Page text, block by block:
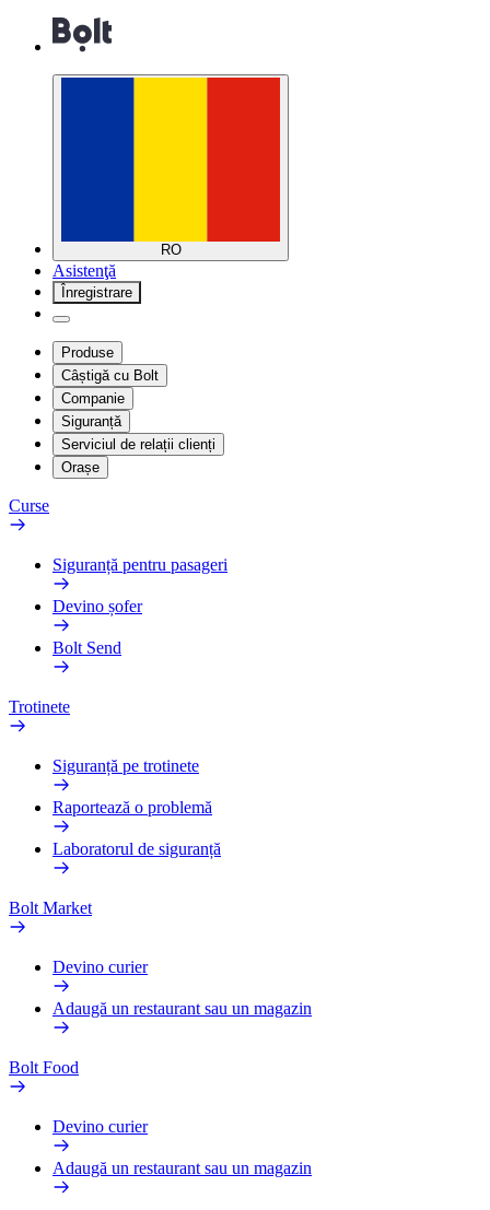
RO
Asistenţă
Înregistrare
Produse
Câștigă cu Bolt
Companie
Siguranță
Serviciul de relații clienți
Orașe
Curse
Siguranță pentru pasageri
Devino șofer
Bolt Send
Trotinete
Siguranță pe trotinete
Raportează o problemă
Laboratorul de siguranță
Bolt Market
Devino curier
Adaugă un restaurant sau un magazin
Bolt Food
Devino curier
Adaugă un restaurant sau un magazin